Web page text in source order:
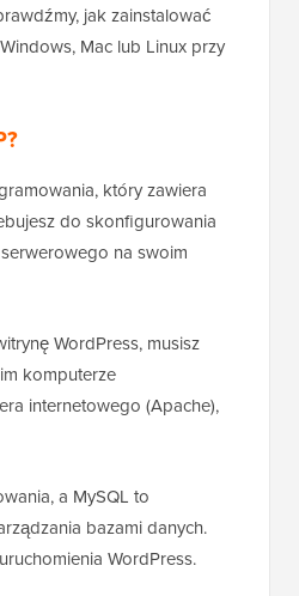
jak zainstalować
Mac lub Linux przy
który zawiera
do skonfigurowania
na swoim
WordPress, musisz
komputerze
internetowego (Apache),
a MySQL to
bazami danych.
WordPress.